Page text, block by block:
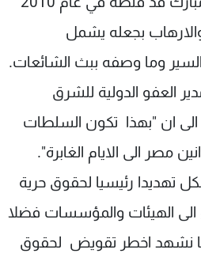
بجعله يشمل
وما وصفه ببث الشائعات.
العفو الدولية للشرق
ان "بهذا تكون السلطات
مصر الى الايام الغابرة".
تهديدا رئيسيا لحقوق حرية
الى الهيئات والمؤسسات فضلا
نشهد اخطر تقويض لحقوق
وظائف
تواصل معنا
شروط الإسـتخدام
سياسة الخصوصية